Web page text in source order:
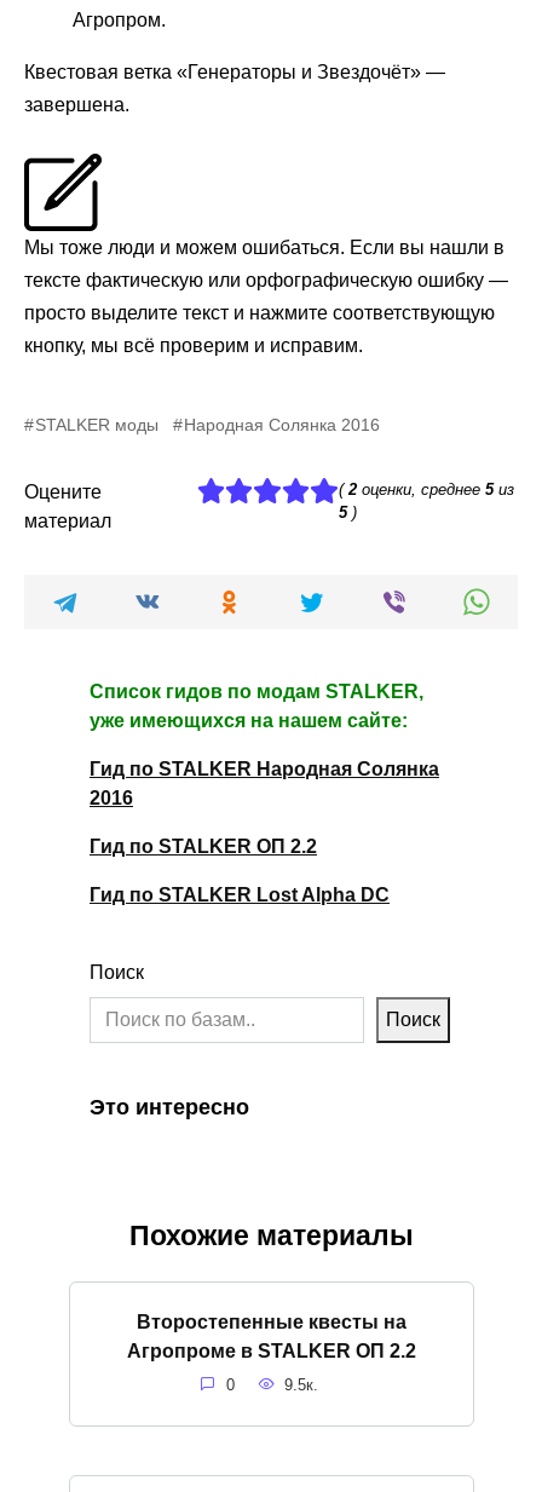
Агропром.
Квестовая ветка «Генераторы и Звездочёт» —
завершена.
Мы тоже люди и можем ошибаться. Если вы нашли в
тексте фактическую или орфографическую ошибку —
просто выделите текст и нажмите соответствующую
кнопку, мы всё проверим и исправим.
STALKER моды Народная Солянка 2016
Оцените
материал
(2оценки, среднее 5из
5)
Список гидов по модам STALKER,
уже имеющихся на нашем сайте:
Гид по STALKER Народная Солянка
2016
Гид по STALKER ОП 2.2
Гид по STALKER Lost Alpha DC
Поиск
Поиск
Это интересно
Похожие материалы
Второстепенные квесты на
Агропроме в STALKER ОП 2.2
0 9.5к.